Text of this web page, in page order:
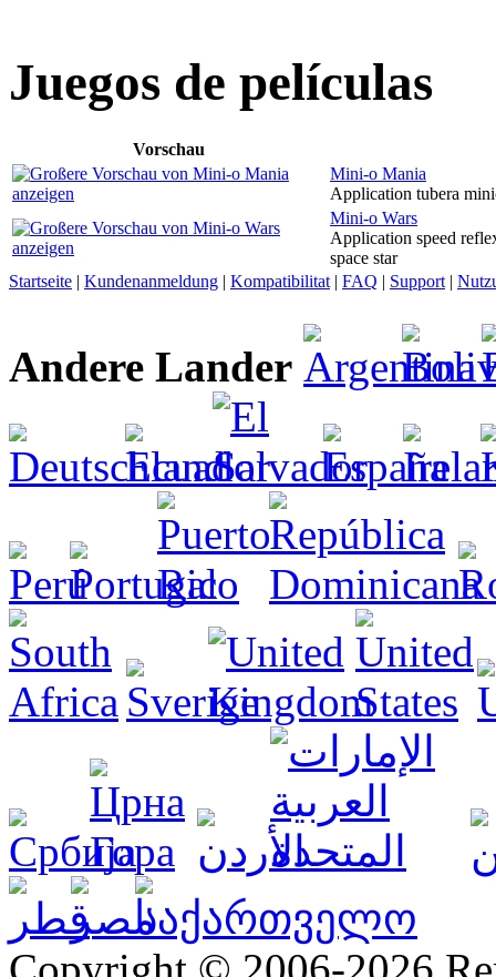
Juegos de películas
Vorschau
Mini-o Mania
Application tubera
Mini-o Wars
Application speed
space star
Startseite | Kundenanmeldung | Kompatibilitat | FAQ | Support |
Andere Lander